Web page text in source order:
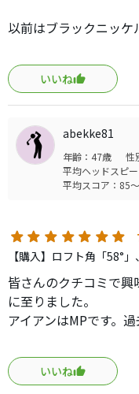
以前はブラックニッ
特に不満はなかった
う少し優しいウエッ
の尽きでした。
しばらくウエッジ探
ました。
全く同じ物だと少し
色合いのせいもあり、
きく見えます。
打感はさすがＭＰとい
にのるという感覚が味
操作性も良いと思い
中級者以上の方が、
個人的に最も好きなの
いいね
abekke81
年齢：47歳 性
平均ヘッドスピ
平均スコア：85
【購入】ロフト角「58°
皆さんのクチコミで興
に至りました。
アイアンはMPです。
まひとつ使いこなせ
試打したのですが、
かがフィットせずあ
いいね